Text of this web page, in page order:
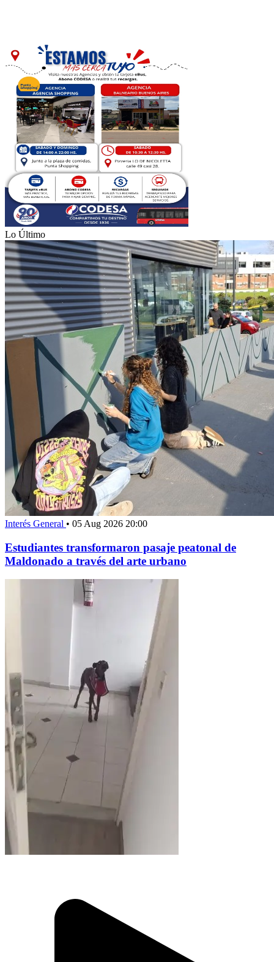
Lo Último
Interés General • 05 Aug 2026 20:00
Estudiantes transformaron pasaje peatonal de
Maldonado a través del arte urbano